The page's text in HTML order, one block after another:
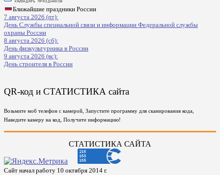
Ближайшие праздники России
7 августа 2026 (пт):
День Службы специальной связи и информации Федеральной службы
охраны России
8 августа 2026 (сб):
День физкультурника в России
9 августа 2026 (вс):
День строителя в России
QR-код и СТАТИСТИКА сайта
Возьмите моб телефон с камерой, Запустите программу для сканирования кода,
Наведите камеру на код, Получите информацию!
СТАТИСТИКА САЙТА
Сайт начал работу 10 октября 2014 г.